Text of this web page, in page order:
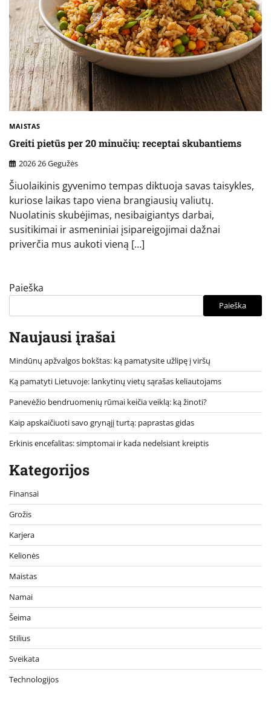
MAISTAS
Greiti pietūs per 20 minučių: receptai skubantiems
2026 26 Gegužės
Šiuolaikinis gyvenimo tempas diktuoja savas taisykles,
kuriose laikas tapo viena brangiausių valiutų.
Nuolatinis skubėjimas, nesibaigiantys darbai,
susitikimai ir asmeniniai įsipareigojimai dažnai
priverčia mus aukoti vieną […]
Paieška
Paieška
Naujausi įrašai
Mindūnų apžvalgos bokštas: ką pamatysite užlipę į viršų
Ką pamatyti Lietuvoje: lankytinų vietų sąrašas keliautojams
Panevėžio bendruomenių rūmai keičia veiklą: ką žinoti?
Kaip apskaičiuoti savo grynąjį turtą: paprastas gidas
Erkinis encefalitas: simptomai ir kada nedelsiant kreiptis
Kategorijos
Finansai
Grožis
Karjera
Kelionės
Maistas
Namai
Šeima
Stilius
Sveikata
Technologijos